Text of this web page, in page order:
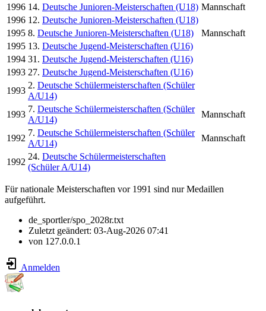
1996 14. Deutsche Junioren-Meisterschaften (U18) Mannschaft
1996 12. Deutsche Junioren-Meisterschaften (U18)
1995 8. Deutsche Junioren-Meisterschaften (U18)
Mannschaft
1995 13. Deutsche Jugend-Meisterschaften (U16)
1994 31. Deutsche Jugend-Meisterschaften (U16)
1993 27. Deutsche Jugend-Meisterschaften (U16)
1993
2. Deutsche Schülermeisterschaften (Schüler
A/U14)
1993
7. Deutsche Schülermeisterschaften (Schüler
A/U14)
Mannschaft
1992
7. Deutsche Schülermeisterschaften (Schüler
A/U14)
Mannschaft
1992
24. Deutsche Schülermeisterschaften
(Schüler A/U14)
Für nationale Meisterschaften vor 1991 sind nur Medaillen
aufgeführt.
de_sportler/spo_2028r.txt
Zuletzt geändert: 03-Aug-2026 07:41
von 127.0.0.1
Anmelden